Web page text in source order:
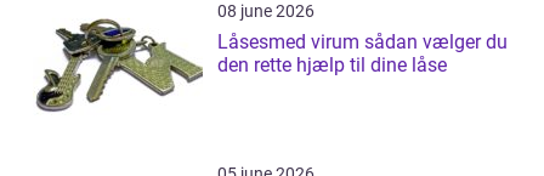
08 june 2026
Låsesmed virum sådan vælger du
den rette hjælp til dine låse